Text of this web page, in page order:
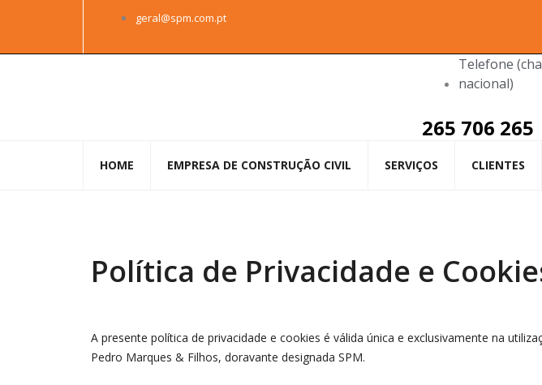
geral@spm.com.pt
Telefone
nacional)
265 706 265
HOME EMPRESA DE CONSTRUÇÃO CIVIL SERVIÇOS CLIENTES
Política de Privacidade e
A presente política de privacidade e cookies é válida única e exclusivamente na
Pedro Marques & Filhos, doravante designada SPM.